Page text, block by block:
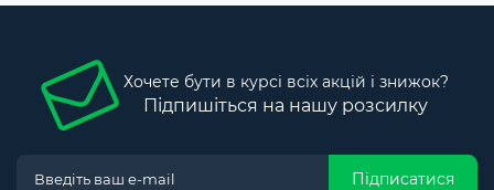
Хочете бути в курсі всіх акцій і знижок?
Підпишіться на нашу розсилку
Підписатися